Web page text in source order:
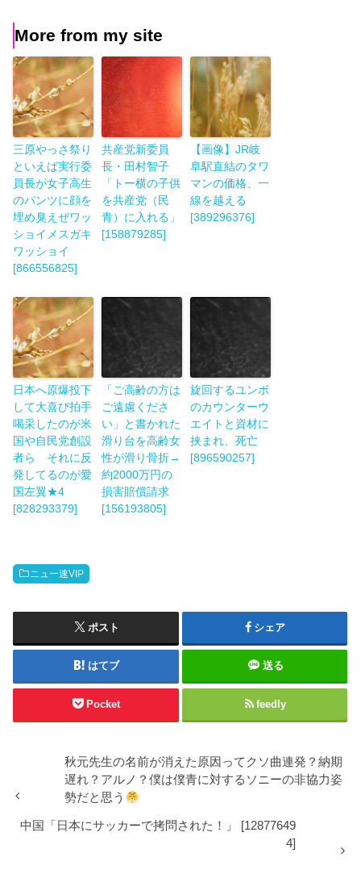
More from my site
三原やっさ祭り
といえば実行委
員長が女子高生
のパンツに顔を
埋め臭えぜワッ
ショイメスガキ
ワッショイ
[866556825]
共産党新委員
長・田村智子
「トー横の子供
を共産党（民
青）に入れる」
[158879285]
【画像】JR岐
阜駅直結のタワ
マンの価格、一
線を越える
[389296376]
日本へ原爆投下
して大喜び拍手
喝采したのが米
国や自民党創設
者ら それに反
発してるのが愛
国左翼★4
[828293379]
「ご高齢の方は
ご遠慮くださ
い」と書かれた
滑り台を高齢女
性が滑り骨折→
約2000万円の
損害賠償請求
[156193805]
旋回するユンボ
のカウンターウ
エイトと資材に
挟まれ、死亡
[896590257]
ニュー速VIP
ポスト シェア
はてブ 送る
Pocket feedly
秋元先生の名前が消えた原因ってクソ曲連発？納期
遅れ？アルノ？僕は僕青に対するソニーの非協力姿
勢だと思う
中国「日本にサッカーで拷問された！」 [12877649
4]